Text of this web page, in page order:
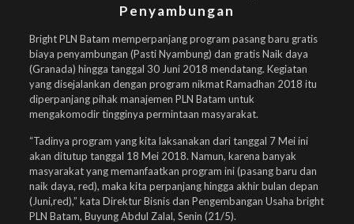
Penyambungan
Bright PLN Batam memperpanjang program pasang baru gratis
biaya penyambungan (Pasti Nyambung) dan gratis Naik daya
(Granada) hingga tanggal 30 Juni 2018 mendatang. Kegiatan
yang disejalankan dengan program nikmat Ramadhan 2018 itu
diperpanjang pihak manajemen PLN Batam untuk
mengakomodir tingginya permintaan masyarakat.
“Tadinya program yang kita laksanakan dari tanggal 7 Mei ini
akan ditutup tanggal 18 Mei 2018. Namun, karena banyak
masyarakat yang memanfaatkan program ini (pasang baru dan
naik daya, red), maka kita perpanjang hingga akhir bulan depan
(Juni,red),” kata Direktur Bisnis dan Pengembangan Usaha bright
PLN Batam, Buyung Abdul Zalal, Senin (21/5).